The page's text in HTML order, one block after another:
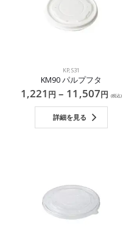
KP, S31
KM90 パルプフタ
1,221 円 – 11,507円 (税込)
詳細を見る